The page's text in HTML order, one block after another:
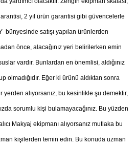
2 yıl ürün garantisi gibi güvencelerle
bünyesinde satışı yapılan ürünlerden
önce, alacağınız yeri belirilerken emin
vardır. Bunlardan en önemlisi, aldığınız
olmadığıdır. Eğer ki ürünü aldıktan sonra
yerden alıyorsanız, bu kesinlikle şu demektir,
sorumlu kişi bulamayacağınız. Bu yüzden
Makyaj ekipmanı alıyorsanız mutlaka bu
kişilerden temin edin. Bu konuda uzman